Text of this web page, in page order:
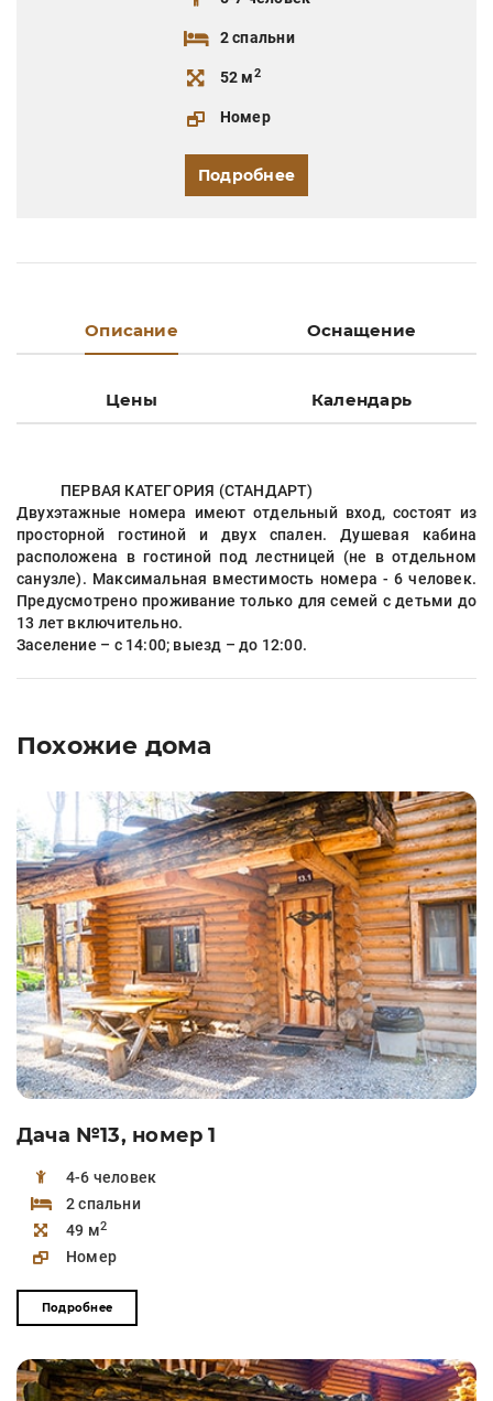
2 спальни
52 м2
Номер
Подробнее
Описание Оснащение
Цены Календарь
ПЕРВАЯ КАТЕГОРИЯ (СТАНДАРТ)
Двухэтажные номера имеют отдельный вход, состоят из
просторной гостиной и двух спален. Душевая кабина
расположена в гостиной под лестницей (не в отдельном
санузле). Максимальная вместимость номера - 6 человек.
Предусмотрено проживание только для семей с детьми до
13 лет включительно.
Заселение – с 14:00; выезд – до 12:00.
Похожие дома
Дача №13, номер 1
4-6 человек
2 спальни
49 м2
Номер
Подробнее